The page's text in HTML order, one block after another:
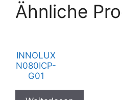
Ähnliche
INNOLUX
N080ICP-
G01